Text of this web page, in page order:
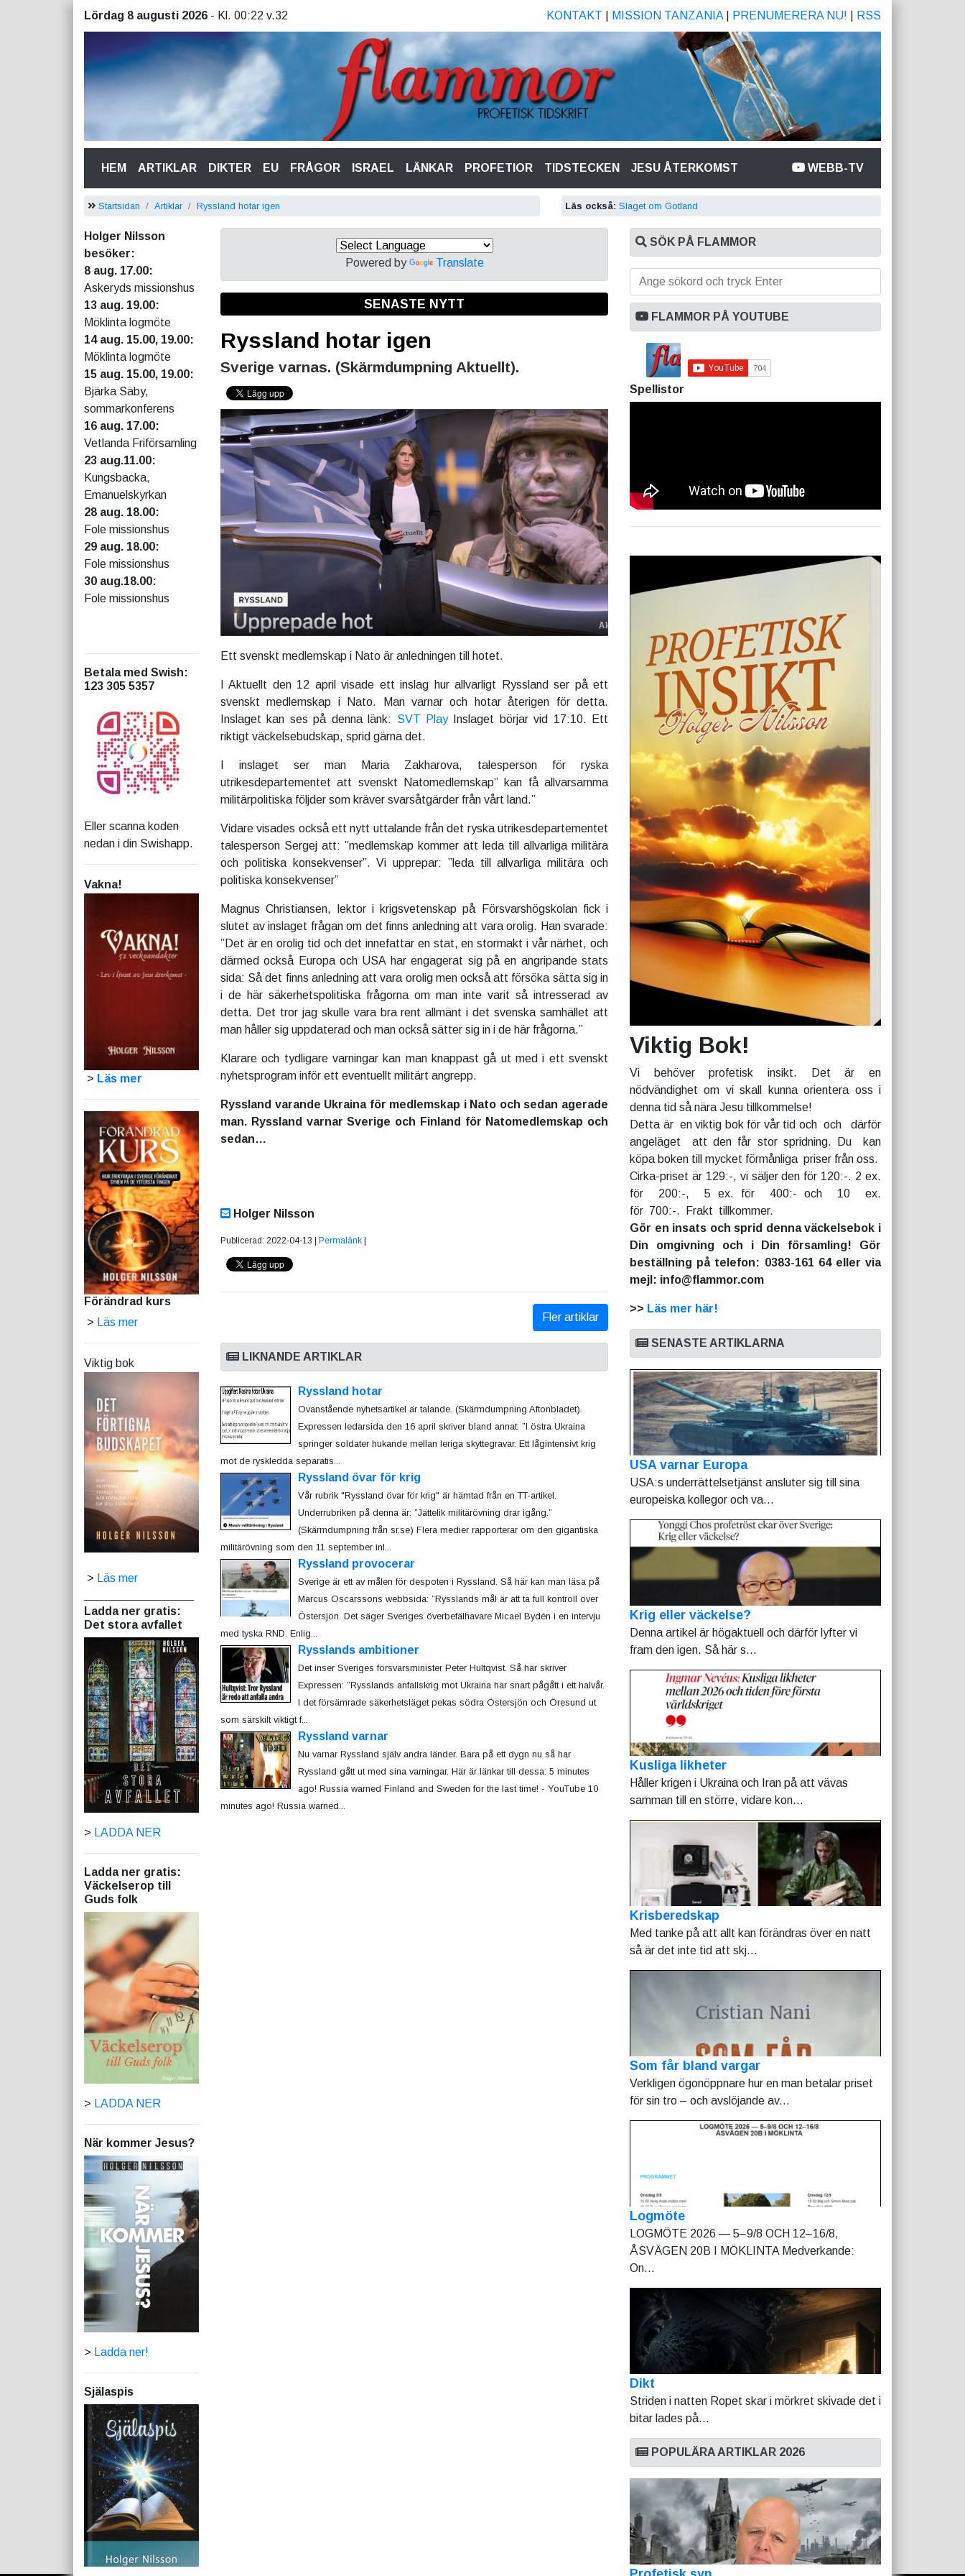
Lördag 8 augusti 2026 - Kl. 00:22 v.32 KONTAKT MISSION TANZANIA| PRENUMERERA NU! RSS
HEM(CURRENT)
ARTIKLAR DIKTER EU FRÅGOR ISRAEL LÄNKAR PROFETIOR TIDSTECKEN JESU ÅTERKOMST WEBB-TV
Startsidan Artiklar Ryssland hotar igen Läs också: Slaget om Gotland
Holger Nilsson
besöker:
8 aug. 17.00:
Askeryds missionshus
13 aug. 19.00:
Möklinta logmöte
14 aug. 15.00, 19.00:
Möklinta logmöte
15 aug. 15.00, 19.00:
Bjärka Säby,
sommarkonferens
16 aug. 17.00:
Vetlanda Friförsamling
23 aug.11.00:
Kungsbacka,
Emanuelskyrkan
28 aug. 18.00:
Fole missionshus
29 aug. 18.00:
Fole missionshus
30 aug.18.00:
Fole missionshus
Betala med Swish:
123 305 5357
Eller scanna koden
nedan i din Swishapp.
Vakna!
> Läs mer
Förändrad kurs
> Läs mer
Viktig bok
> Läs mer
Ladda ner gratis:
Det stora avfallet
> LADDA NER
Ladda ner gratis:
Väckelserop till
Guds folk
> LADDA NER
När kommer Jesus?
> Ladda ner!
Själaspis
Powered by Translate
SENASTE NYTT
Ryssland hotar igen
Sverige varnas. (Skärmdumpning Aktuellt).
Ett svenskt medlemskap i Nato är anledningen till hotet.
I Aktuellt den 12 april visade ett inslag hur allvarligt Ryssland ser på ett
svenskt medlemskap i Nato. Man varnar och hotar återigen för detta.
Inslaget kan ses på denna länk: SVT PlayInslaget börjar vid 17:10. Ett
riktigt väckelsebudskap, sprid gärna det.
I inslaget ser man Maria Zakharova, talesperson för ryska
utrikesdepartementet att svenskt Natomedlemskap” kan få allvarsamma
militärpolitiska följder som kräver svarsåtgärder från vårt land.”
Vidare visades också ett nytt uttalande från det ryska utrikesdepartementet
talesperson Sergej att: ”medlemskap kommer att leda till allvarliga militära
och politiska konsekvenser”. Vi upprepar: ”leda till allvarliga militära och
politiska konsekvenser”
Magnus Christiansen, lektor i krigsvetenskap på Försvarshögskolan fick i
slutet av inslaget frågan om det finns anledning att vara orolig. Han svarade:
”Det är en orolig tid och det innefattar en stat, en stormakt i vår närhet, och
därmed också Europa och USA har engagerat sig på en angripande stats
sida: Så det finns anledning att vara orolig men också att försöka sätta sig in
i de här säkerhetspolitiska frågorna om man inte varit så intresserad av
detta. Det tror jag skulle vara bra rent allmänt i det svenska samhället att
man håller sig uppdaterad och man också sätter sig in i de här frågorna.”
Klarare och tydligare varningar kan man knappast gå ut med i ett svenskt
nyhetsprogram inför ett eventuellt militärt angrepp.
Ryssland varande Ukraina för medlemskap i Nato och sedan agerade
man. Ryssland varnar Sverige och Finland för Natomedlemskap och
sedan…
Holger Nilsson
Publicerad: 2022-04-13 | Permalänk
Fler artiklar
LIKNANDE ARTIKLAR
Ryssland hotar
Ovanstående nyhetsartikel är talande. (Skärmdumpning Aftonbladet).
Expressen ledarsida den 16 april skriver bland annat: ”I östra Ukraina
springer soldater hukande mellan leriga skyttegravar. Ett lågintensivt krig
mot de ryskledda separatis...
Ryssland övar för krig
Vår rubrik "Ryssland övar för krig" är hämtad från en TT-artikel.
Underrubriken på denna är: ”Jättelik militärövning drar igång.”
(Skärmdumpning från sr.se) Flera medier rapporterar om den gigantiska
militärövning som den 11 september inl...
Ryssland provocerar
Sverige är ett av målen för despoten i Ryssland. Så här kan man läsa på
Marcus Oscarssons webbsida: ”Rysslands mål är att ta full kontroll över
Östersjön. Det säger Sveriges överbefälhavare Micael Bydén i en intervju
med tyska RND. Enlig...
Rysslands ambitioner
Det inser Sveriges försvarsminister Peter Hultqvist. Så här skriver
Expressen: ”Rysslands anfallskrig mot Ukraina har snart pågått i ett halvår.
I det försämrade säkerhetsläget pekas södra Östersjön och Öresund ut
som särskilt viktigt f...
Ryssland varnar
Nu varnar Ryssland själv andra länder. Bara på ett dygn nu så har
Ryssland gått ut med sina varningar. Här är länkar till dessa: 5 minutes
ago! Russia warned Finland and Sweden for the last time! - YouTube 10
minutes ago! Russia warned...
SÖK PÅ FLAMMOR
FLAMMOR PÅ YOUTUBE
Spellistor
Viktig Bok!
Vi behöver profetisk insikt. Det är en
nödvändighet om vi skall kunna orientera oss i
denna tid så nära Jesu tillkommelse!
Detta är en viktig bok för vår tid och och därför
angeläget att den får stor spridning. Du kan
köpa boken till mycket förmånliga priser från oss.
Cirka-priset är 129:-, vi säljer den för 120:-. 2 ex.
för 200:-, 5 ex. för 400:- och 10 ex.
för 700:-. Frakt tillkommer.
Gör en insats och sprid denna väckelsebok i
Din omgivning och i Din församling! Gör
beställning på telefon: 0383-161 64 eller via
mejl: info@flammor.com
>> Läs mer här!
SENASTE ARTIKLARNA
USA varnar Europa
USA:s underrättelsetjänst ansluter sig till sina
europeiska kollegor och va...
Krig eller väckelse?
Denna artikel är högaktuell och därför lyfter vi
fram den igen. Så här s...
Kusliga likheter
Håller krigen i Ukraina och Iran på att vävas
samman till en större, vidare kon...
Krisberedskap
Med tanke på att allt kan förändras över en natt
så är det inte tid att skj...
Som får bland vargar
Verkligen ögonöppnare hur en man betalar priset
för sin tro – och avslöjande av...
Logmöte
LOGMÖTE 2026 — 5–9/8 OCH 12–16/8,
ÅSVÄGEN 20B I MÖKLINTA Medverkande:
On...
Dikt
Striden i natten Ropet skar i mörkret skivade det i
bitar lades på...
POPULÄRA ARTIKLAR 2026